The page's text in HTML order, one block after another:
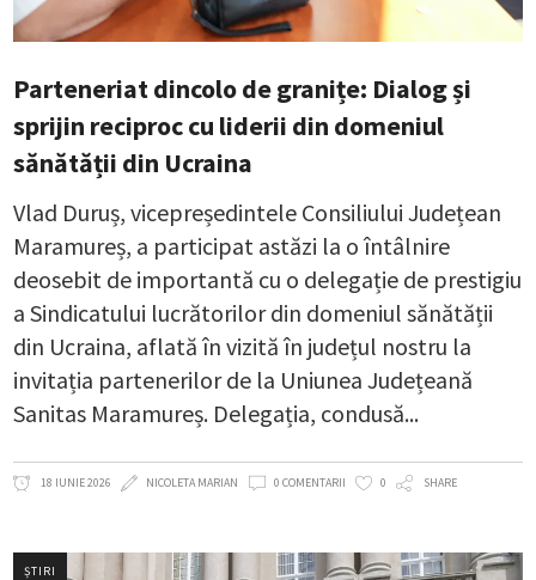
Parteneriat dincolo de granițe: Dialog și
sprijin reciproc cu liderii din domeniul
sănătății din Ucraina
Vlad Duruș, vicepreședintele Consiliului Județean
Maramureș, a participat astăzi la o întâlnire
deosebit de importantă cu o delegație de prestigiu
a Sindicatului lucrătorilor din domeniul sănătății
din Ucraina, aflată în vizită în județul nostru la
invitația partenerilor de la Uniunea Județeană
Sanitas Maramureș. Delegația, condusă
18 IUNIE 2026 NICOLETA MARIAN 0 COMENTARII 0 SHARE
ȘTIRI